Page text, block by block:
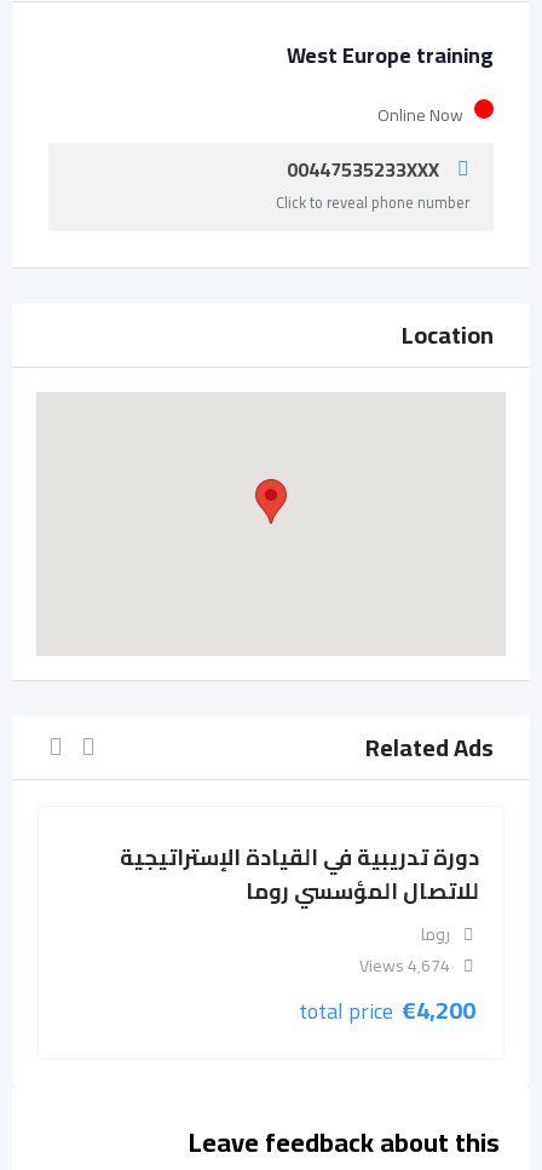
West Europe training
Online Now
00447535233XXX
Click to reveal phone number
Location
Related Ads
دورة تدريبية في القيادة الإستراتيجية
للاتصال المؤسسي روما
روما
4٬674 Views
€4,200
total price
Leave feedback about this